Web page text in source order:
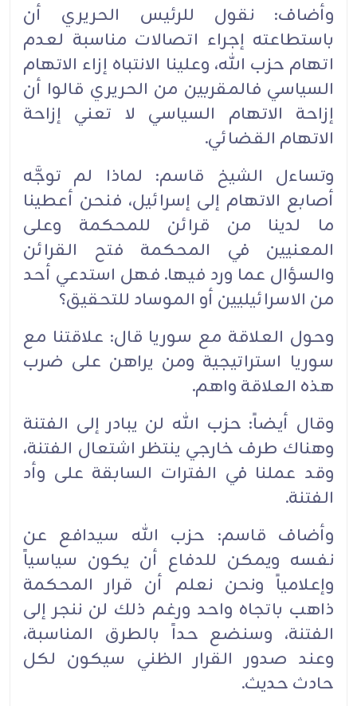
وأضاف: نقول للرئيس الحريري أن
باستطاعته إجراء اتصالات مناسبة لعدم
اتهام حزب الله، وعلينا الانتباه إزاء الاتهام
السياسي فالمقربين من الحريري قالوا أن
إزاحة الاتهام السياسي لا تعني إزاحة
الاتهام القضائي.
وتساءل الشيخ قاسم: لماذا لم توجَّه
أصابع الاتهام إلى إسرائيل، فنحن أعطينا
ما لدينا من قرائن للمحكمة وعلى
المعنيين في المحكمة فتح القرائن
والسؤال عما ورد فيها. فهل استدعي أحد
من الاسرائيليين أو الموساد للتحقيق؟
وحول العلاقة مع سوريا قال: علاقتنا مع
سوريا استراتيجية ومن يراهن على ضرب
هذه العلاقة واهم.
وقال أيضاً: حزب الله لن يبادر إلى الفتنة
وهناك طرف خارجي ينتظر اشتعال الفتنة،
وقد عملنا في الفترات السابقة على وأد
الفتنة.
وأضاف قاسم: حزب الله سيدافع عن
نفسه ويمكن للدفاع أن يكون سياسياً
وإعلامياً ونحن نعلم أن قرار المحكمة
ذاهب باتجاه واحد ورغم ذلك لن ننجر إلى
الفتنة، وسنضع حداً بالطرق المناسبة،
وعند صدور القرار الظني سيكون لكل
حادث حديث.